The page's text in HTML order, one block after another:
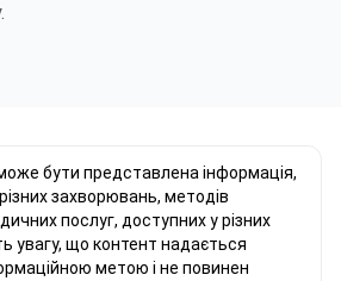
може бути представлена інформація,
захворювань, методів
послуг, доступних у різних
увагу, що контент надається
метою і не повинен